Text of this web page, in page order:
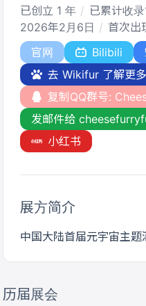
已创立 1 年
已累计收
2026年2月6日
首次出
官网
Bilibili
去 Wikifur 了解更多
复制QQ群号:
发邮件给
小红书
展方简介
中国大陆首届元宇宙主题
历届展会